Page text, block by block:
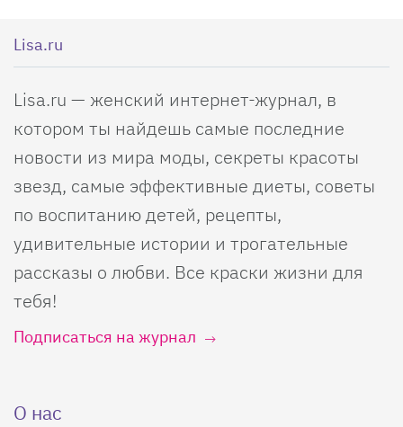
Lisa.ru
Lisa.ru — женский интернет-журнал, в
котором ты найдешь самые последние
новости из мира моды, секреты красоты
звезд, самые эффективные диеты, советы
по воспитанию детей, рецепты,
удивительные истории и трогательные
рассказы о любви. Все краски жизни для
тебя!
Подписаться на журнал
О нас